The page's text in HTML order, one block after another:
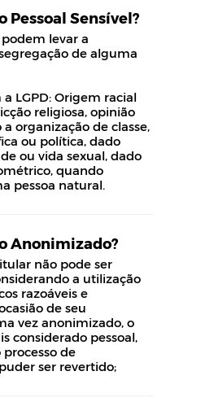
Pessoal Sensível?
levar a
de alguma
LGPD: Origem racial
religiosa, opinião
organização de classe,
ou política, dado
ou vida sexual, dado
quando
pessoa natural.
Anonimizado?
não pode ser
a utilização
razoáveis e
de seu
vez anonimizado, o
considerado pessoal,
de
ser revertido;